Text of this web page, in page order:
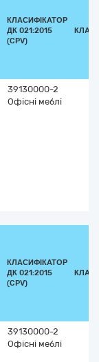
КЛАСИФІКАТОР
ДК 021:2015
(CPV)
39130000-2
Офісні меблі
КЛАСИФІКАТОР
ДК 021:2015
(CPV)
39130000-2
Офісні меблі